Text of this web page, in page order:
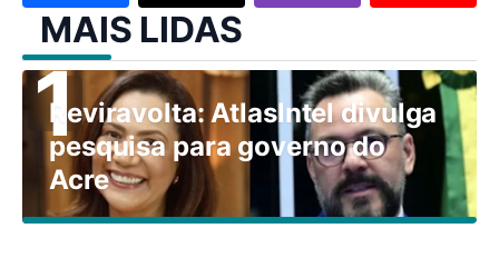
MAIS LIDAS
Reviravolta: AtlasIntel divulga
pesquisa para governo do
Acre